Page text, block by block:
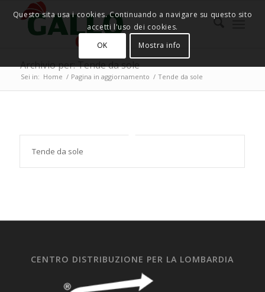
Archivio per: Tende da sole
Sei in: Home / Pagina in aggiornamento / Tende da sole
Tende da sole
CENTRO DISTRIBUZIONE PER LA LOMBARDIA
Questo sita usa i cookies. Continuando a navigare su questo sito
accetti l'uso dei cookies.
OK
Mostra info